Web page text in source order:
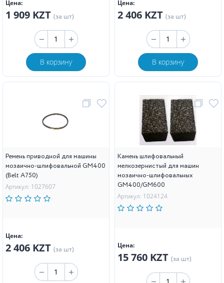
Цена:
1 909 KZT (за шт)
В корзину
Цена:
2 406 KZT (за шт)
В корзину
Ремень приводной для машины
мозаично-шлифовальной GM400
(Belt A750)
Артикул: 1027607
Цена:
2 406 KZT (за шт)
Камень шлифовальный
мелкозернистый для машин
мозаично-шлифовальных
GM400/GM600
Артикул: 1024124
Цена:
15 760 KZT (за шт)